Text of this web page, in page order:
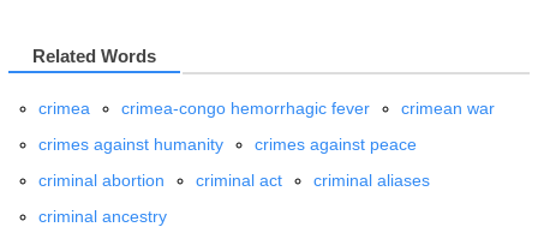
Related Words
crimea crimea-congo hemorrhagic fever
crimean war
crimes against humanity
crimes against peace
criminal abortion
criminal act
criminal aliases
criminal ancestry